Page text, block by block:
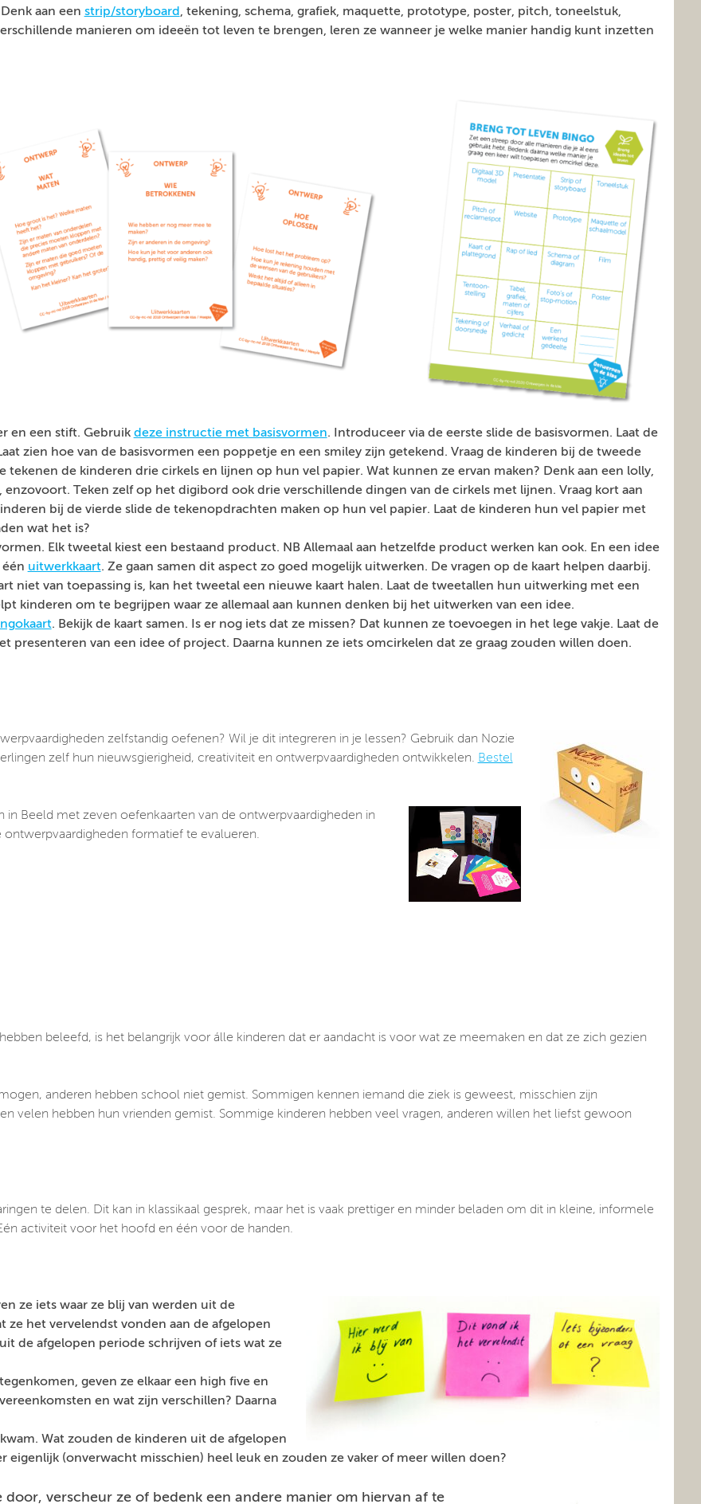
Denk aan een strip/storyboard , tekening, schema, grafiek, maquette, prototype, poster, pitch, toneelstuk,
manieren om ideeën tot leven te brengen, leren ze wanneer je welke manier handig kunt inzetten
en een stift. Gebruik deze instructie met basisvormen. Introduceer via de eerste slide de basisvormen. Laat de
zien hoe van de basisvormen een poppetje en een smiley zijn getekend. Vraag de kinderen bij de tweede
tekenen de kinderen drie cirkels en lijnen op hun vel papier. Wat kunnen ze ervan maken? Denk aan een lolly,
Teken zelf op het digibord ook drie verschillende dingen van de cirkels met lijnen. Vraag kort aan
bij de vierde slide de tekenopdrachten maken op hun vel papier. Laat de kinderen hun vel papier met
wat het is?
Elk tweetal kiest een bestaand product. NB Allemaal aan hetzelfde product werken kan ook. En een idee
uitwerkkaart. Ze gaan samen dit aspect zo goed mogelijk uitwerken. De vragen op de kaart helpen daarbij.
niet van toepassing is, kan het tweetal een nieuwe kaart halen. Laat de tweetallen hun uitwerking met een
kinderen om te begrijpen waar ze allemaal aan kunnen denken bij het uitwerken van een idee.
. Bekijk de kaart samen. Is er nog iets dat ze missen? Dat kunnen ze toevoegen in het lege vakje. Laat de
presenteren van een idee of project. Daarna kunnen ze iets omcirkelen dat ze graag zouden willen doen.
zelfstandig oefenen? Wil je dit integreren in je lessen? Gebruik dan Nozie
zelf hun nieuwsgierigheid, creativiteit en ontwerpvaardigheden ontwikkelen. Bestel
Beeld met zeven oefenkaarten van de ontwerpvaardigheden in
formatief te evalueren.
beleefd, is het belangrijk voor álle kinderen dat er aandacht is voor wat ze meemaken en dat ze zich gezien
anderen hebben school niet gemist. Sommigen kennen iemand die ziek is geweest, misschien zijn
velen hebben hun vrienden gemist. Sommige kinderen hebben veel vragen, anderen willen het liefst gewoon
te delen. Dit kan in klassikaal gesprek, maar het is vaak prettiger en minder beladen om dit in kleine, informele
activiteit voor het hoofd en één voor de handen.
ze iets waar ze blij van werden uit de
ze het vervelendst vonden aan de afgelopen
de afgelopen periode schrijven of iets wat ze
geven ze elkaar een high five en
en wat zijn verschillen? Daarna
Wat zouden de kinderen uit de afgelopen
eigenlijk (onverwacht misschien) heel leuk en zouden ze vaker of meer willen doen?
verscheur ze of bedenk een andere manier om hiervan af te